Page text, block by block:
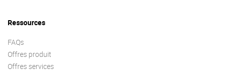
Ressources
FAQs
Offres produit
Offres services